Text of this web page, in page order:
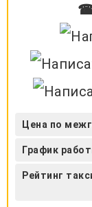
☎
Цена по
График
Рейтинг